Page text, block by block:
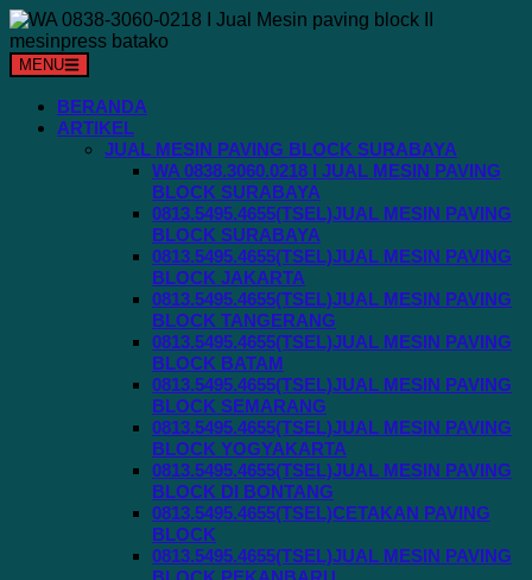
Langsung
ke
konten
MENU
BERANDA
ARTIKEL
JUAL MESIN PAVING BLOCK SURABAYA
WA 0838.3060.0218 I JUAL MESIN PAVING
BLOCK SURABAYA
0813.5495.4655(TSEL)JUAL MESIN PAVING
BLOCK SURABAYA
0813.5495.4655(TSEL)JUAL MESIN PAVING
BLOCK JAKARTA
0813.5495.4655(TSEL)JUAL MESIN PAVING
BLOCK TANGERANG
0813.5495.4655(TSEL)JUAL MESIN PAVING
BLOCK BATAM
0813.5495.4655(TSEL)JUAL MESIN PAVING
BLOCK SEMARANG
0813.5495.4655(TSEL)JUAL MESIN PAVING
BLOCK YOGYAKARTA
0813.5495.4655(TSEL)JUAL MESIN PAVING
BLOCK DI BONTANG
0813.5495.4655(TSEL)CETAKAN PAVING
BLOCK
0813.5495.4655(TSEL)JUAL MESIN PAVING